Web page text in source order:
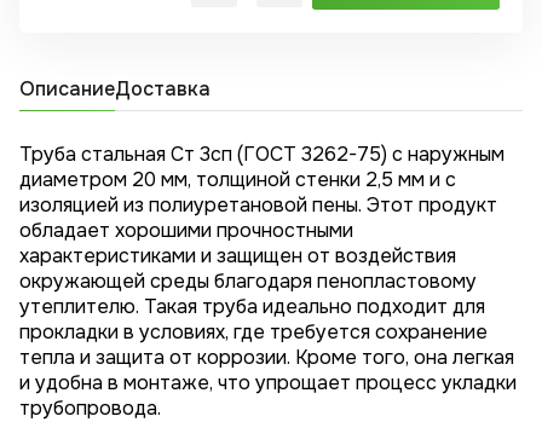
ОписаниеДоставка
Труба стальная Ст 3сп (ГОСТ 3262-75) с наружным
диаметром 20 мм, толщиной стенки 2,5 мм и с
изоляцией из полиуретановой пены. Этот продукт
обладает хорошими прочностными
характеристиками и защищен от воздействия
окружающей среды благодаря пенопластовому
утеплителю. Такая труба идеально подходит для
прокладки в условиях, где требуется сохранение
тепла и защита от коррозии. Кроме того, она легкая
и удобна в монтаже, что упрощает процесс укладки
трубопровода.